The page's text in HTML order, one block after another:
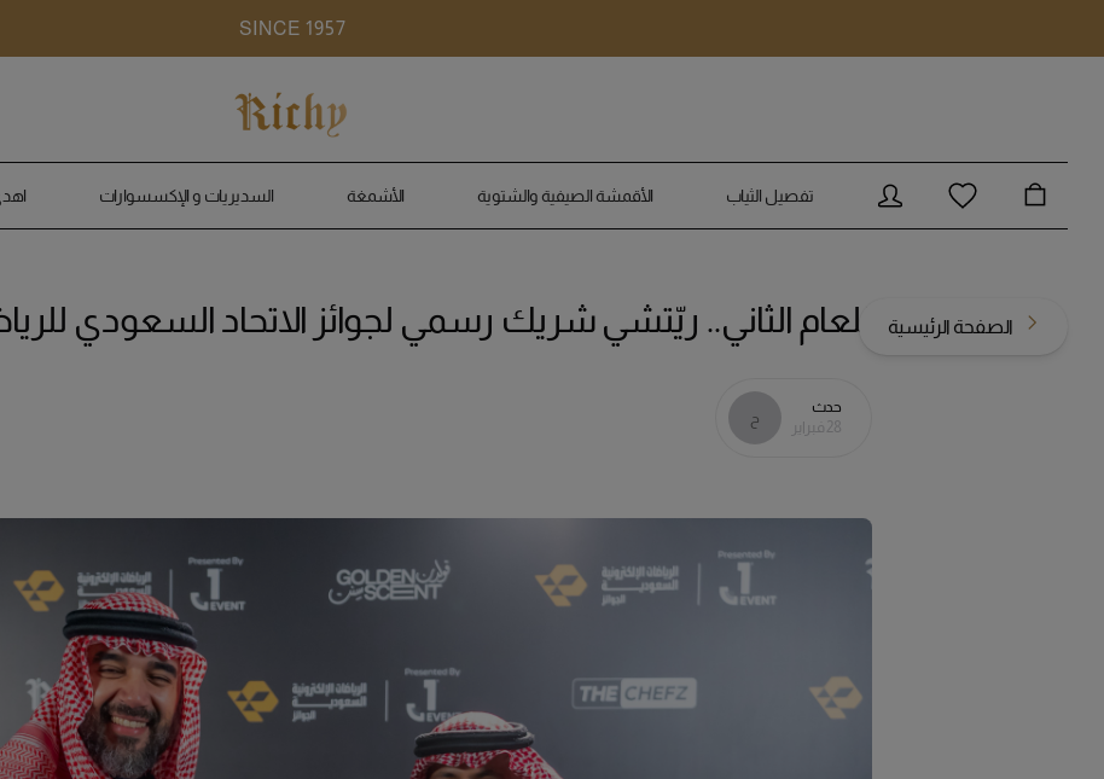
SINCE 1957
تفصيل الثياب الأقمشة الصيفية والشتوية الأشمغة السديريات و الإكسسوارات
الصفحة الرئيسية للعام الثاني.. ريّتشي شريك رسمي لجوائز الاتحاد السعودي
ح
حدث
28 فبراير